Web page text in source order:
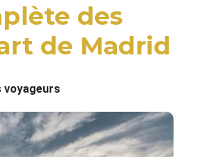
des
de Madrid
voyageurs